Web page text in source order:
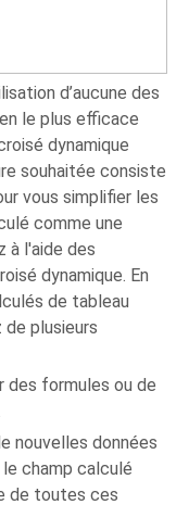
d’aucune des
le plus efficace
dynamique
souhaitée consiste
vous simplifier les
comme une
à l'aide des
dynamique. En
de tableau
de plusieurs
des formules ou de
nouvelles données
champ calculé
de toutes ces